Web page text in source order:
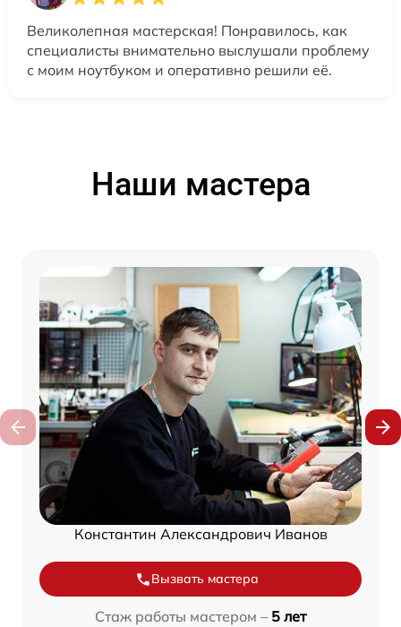
Великолепная мастерская! Понравилось, как
специалисты внимательно выслушали проблему
с моим ноутбуком и оперативно решили её.
Наши мастера
Константин Александрович Иванов
Вызвать мастера
Стаж работы мастером – 5 лет